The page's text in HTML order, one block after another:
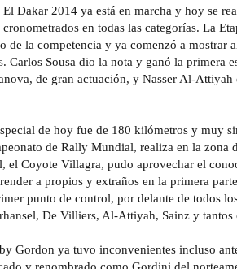
El Dakar 2014 ya está en marcha y hoy se
cronometrados en todas las categorías. La
de la competencia y ya comenzó a mostrar
Carlos Sousa dio la nota y ganó la primera
de gran actuación, y Nasser Al-Attiyah
de hoy fue de 180 kilómetros y muy
de Rally Mundial, realiza en la zona
el Coyote Villagra, pudo aprovechar el
a propios y extraños en la primera
punto de control, por delante de todos
De Villiers, Al-Attiyah, Sainz y tantos
Gordon ya tuvo inconvenientes incluso